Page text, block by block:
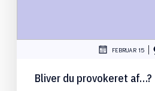
FEBRUAR 15
Bliver du provokeret af…?